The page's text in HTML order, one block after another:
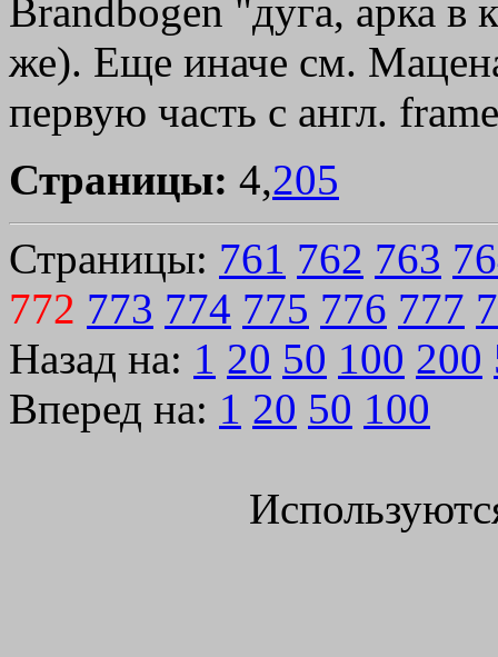
Brandbogen "дуга, арка в
же). Еще иначе см.
первую часть с англ.
Страницы: 4,205
Страницы: 761 762 763
772 773 774 775 776 777
Назад на: 1 20 50 100 200
Вперед на: 1 20 50 100